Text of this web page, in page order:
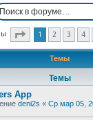
Страница из
1 2 3 4
Темы
Темы
App
deni2s « Ср мар 05,